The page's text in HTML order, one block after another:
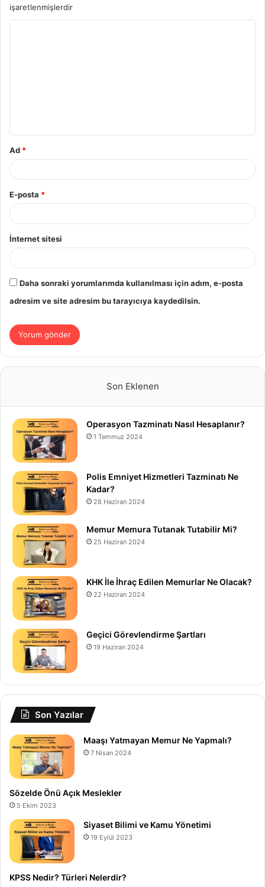
işaretlenmişlerdir
Ad *
E-posta *
İnternet sitesi
Daha sonraki yorumlarımda kullanılması için adım, e-posta
adresim ve site adresim bu tarayıcıya kaydedilsin.
Son Eklenen
Operasyon Tazminatı Nasıl Hesaplanır?
1 Temmuz 2024
Polis Emniyet Hizmetleri Tazminatı Ne
Kadar?
28 Haziran 2024
Memur Memura Tutanak Tutabilir Mi?
25 Haziran 2024
KHK İle İhraç Edilen Memurlar Ne Olacak?
22 Haziran 2024
Geçici Görevlendirme Şartları
19 Haziran 2024
Son Yazılar
Maaşı Yatmayan Memur Ne Yapmalı?
7 Nisan 2024
Sözelde Önü Açık Meslekler
5 Ekim 2023
Siyaset Bilimi ve Kamu Yönetimi
19 Eylül 2023
KPSS Nedir? Türleri Nelerdir?